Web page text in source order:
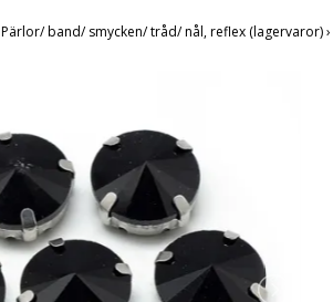
Pärlor/ band/ smycken/ tråd/ nål, reflex (lagervaror)›